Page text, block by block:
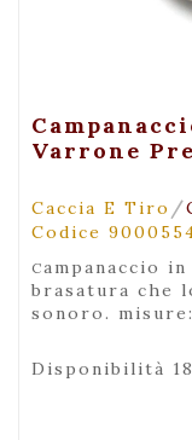
Varrone
Caccia E Tiro /
Codice
campanaccio in acciaio al carbonio saldato a
brasatura che
sonoro.
Disponibilità